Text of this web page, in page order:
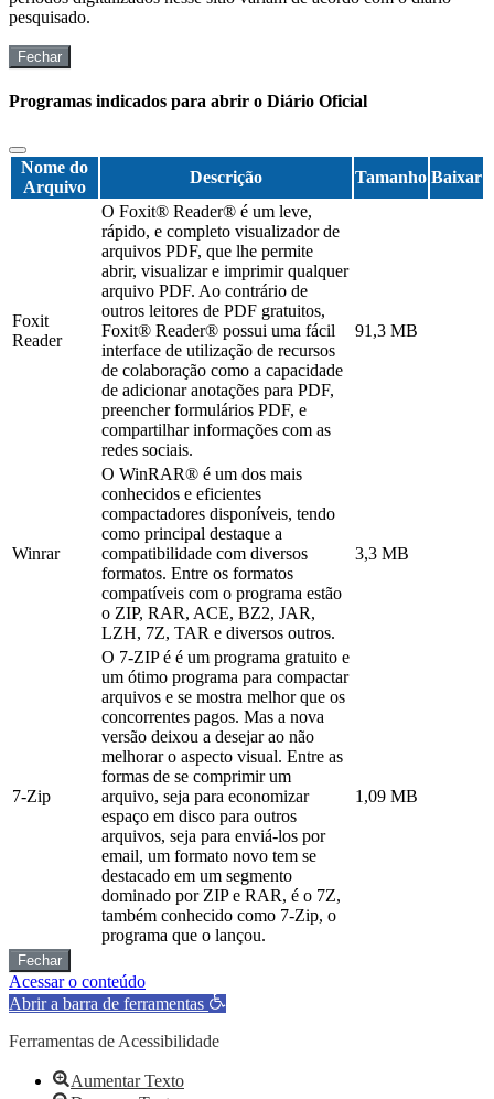
pesquisado.
Fechar
Programas indicados para abrir o Diário Oficial
Nome do
Arquivo
Descrição Tamanho Baixar
Foxit
Reader
O Foxit® Reader® é um leve,
rápido, e completo visualizador de
arquivos PDF, que lhe permite
abrir, visualizar e imprimir qualquer
arquivo PDF. Ao contrário de
outros leitores de PDF gratuitos,
Foxit® Reader® possui uma fácil
interface de utilização de recursos
de colaboração como a capacidade
de adicionar anotações para PDF,
preencher formulários PDF, e
compartilhar informações com as
redes sociais.
91,3 MB
Winrar
O WinRAR® é um dos mais
conhecidos e eficientes
compactadores disponíveis, tendo
como principal destaque a
compatibilidade com diversos
formatos. Entre os formatos
compatíveis com o programa estão
o ZIP, RAR, ACE, BZ2, JAR,
LZH, 7Z, TAR e diversos outros.
3,3 MB
7-Zip
O 7-ZIP é é um programa gratuito e
um ótimo programa para compactar
arquivos e se mostra melhor que os
concorrentes pagos. Mas a nova
versão deixou a desejar ao não
melhorar o aspecto visual. Entre as
formas de se comprimir um
arquivo, seja para economizar
espaço em disco para outros
arquivos, seja para enviá-los por
email, um formato novo tem se
destacado em um segmento
dominado por ZIP e RAR, é o 7Z,
também conhecido como 7-Zip, o
programa que o lançou.
1,09 MB
Fechar
Acessar o conteúdo
Abrir a barra de ferramentas
Ferramentas de Acessibilidade
Aumentar Texto